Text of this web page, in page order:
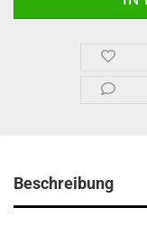
Beschreibung